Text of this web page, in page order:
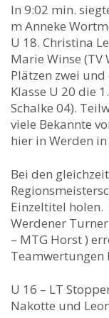
In 9:02 min.
m Anneke
U 18. Christina
Marie Winse
Plätzen zwei
Klasse U 20 die
Schalke 04).
viele Bekannte
hier in Werden
Bei den
Einzeltitel holen.
Werdener
– MTG Horst )
Teamwertungen
U 16 – LT
Nakotte und